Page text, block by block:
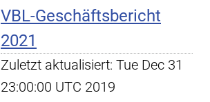
VBL-Geschäftsbericht
2021
Zuletzt aktualisiert: Tue Dec 31
23:00:00 UTC 2019